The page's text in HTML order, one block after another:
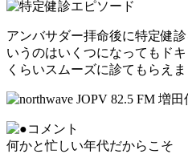
アンバサダー拝命後に特定健
いうのはいくつになってもド
くらいスムーズに診てもらえま
何かと忙しい年代だからこそ